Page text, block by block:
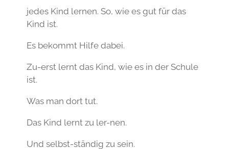
jedes Kind lernen. So, wie es gut für das
Kind ist.
Es bekommt Hilfe dabei.
Zu-erst lernt das Kind, wie es in der Schule
ist.
Was man dort tut.
Das Kind lernt zu ler-nen.
Und selbst-ständig zu sein.